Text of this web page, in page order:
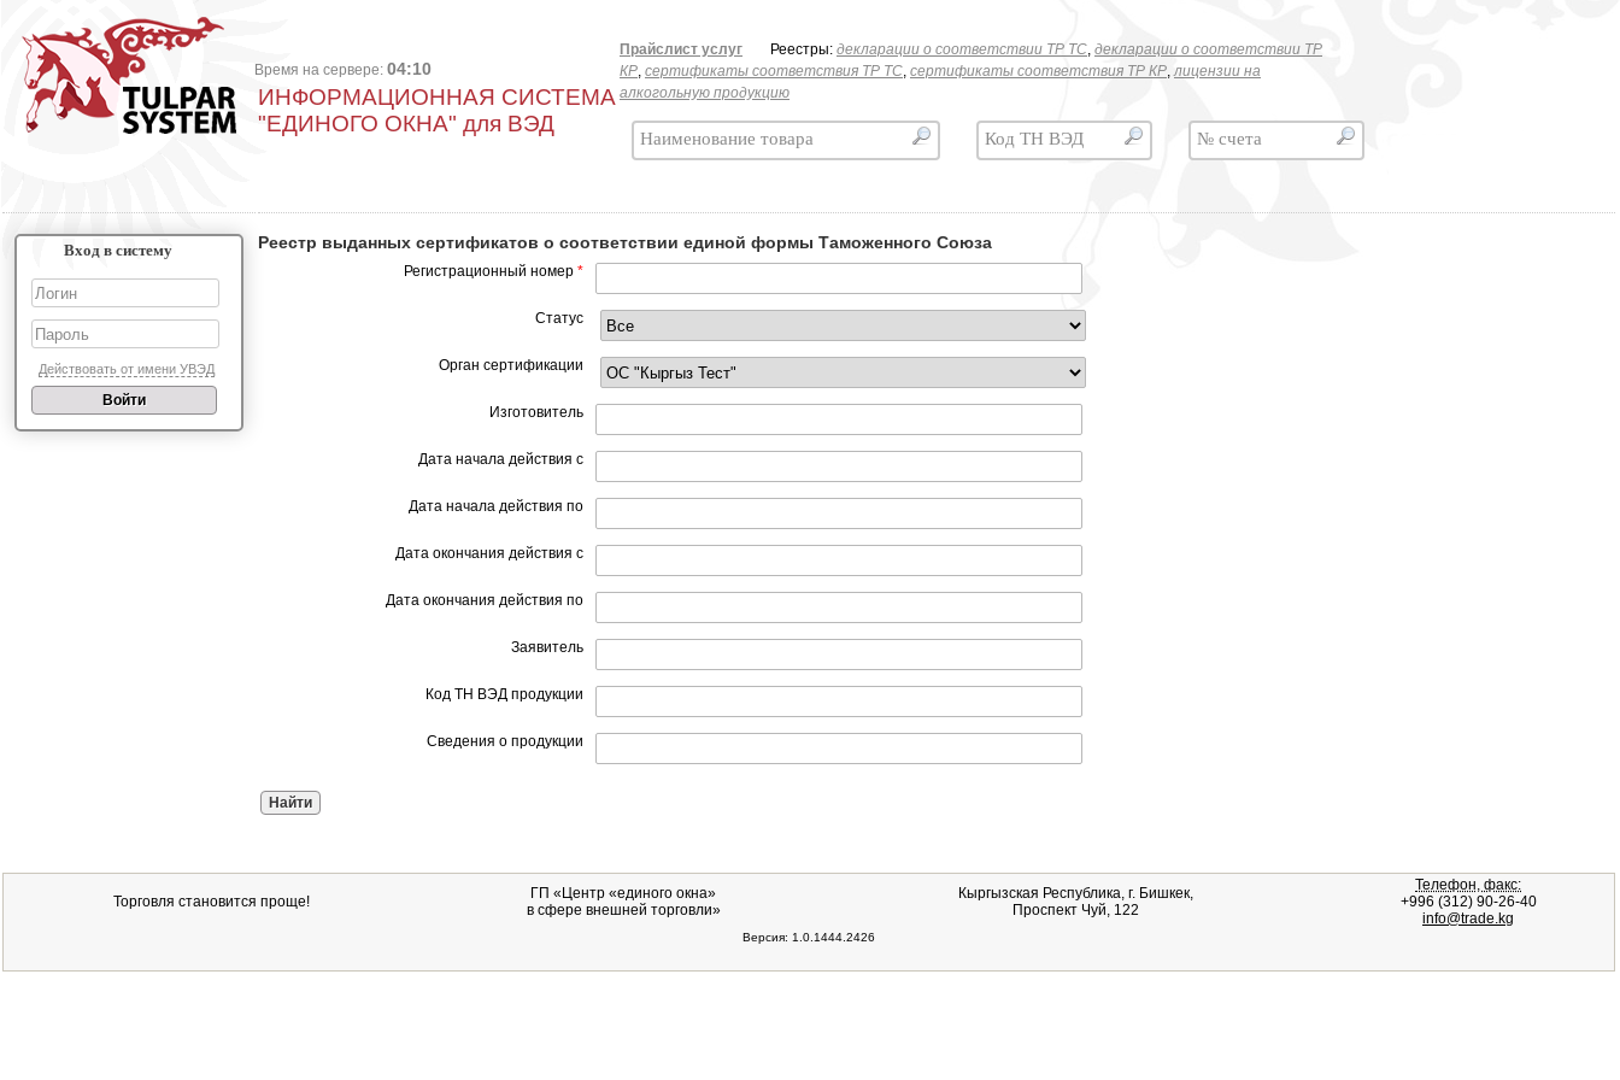
Время на сервере: 04:10
ИНФОРМАЦИОННАЯ СИСТЕМА
"ЕДИНОГО ОКНА" для ВЭД
Прайслист услуг Реестры: декларации о соответствии ТР TC, декларации о соответствии ТР
КР, сертификаты соответствия ТР ТС, сертификаты соответствия ТР КР,лицензии на
алкогольную продукцию
Вход в систему
Действовать от имени УВЭД
Реестр выданных сертификатов о соответствии единой формы Таможенного Союза
Регистрационный номер *
Статус
Орган сертификации
Изготовитель
Дата начала действия с
Дата начала действия по
Дата окончания действия с
Дата окончания действия по
Заявитель
Код ТН ВЭД продукции
Сведения о продукции
Торговля становится проще! ГП «Центр «единого окна»
в сфере внешней торговли»
Кыргызская Республика, г. Бишкек,
Проспект Чуй, 122
Телефон, факс:
+996 (312) 90-26-40
info@trade.kg
Версия: 1.0.1444.2426